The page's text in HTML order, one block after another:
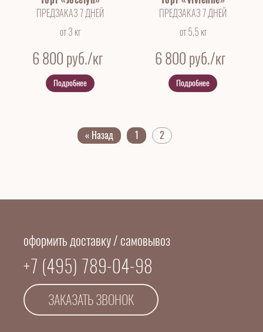
ПРЕДЗАКАЗ 7 ДНЕЙ
от 3 кг
6 800 руб./кг
Подробнее
ПРЕДЗАКАЗ 7 ДНЕЙ
от 5,5 кг
6 800 руб./кг
Подробнее
« Назад 1 2
оформить доставку / самовывоз
+7 (495) 789-04-98
ЗАКАЗАТЬ ЗВОНОК